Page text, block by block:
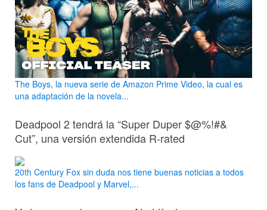
The Boys, la nueva serie de Amazon Prime Video, la cual es
una adaptación de la novela...
Deadpool 2 tendrá la “Super Duper $@%!#&
Cut”, una versión extendida R-rated
20th Century Fox sin duda nos tiene buenas noticias a todos
los fans de Deadpool y Marvel,...